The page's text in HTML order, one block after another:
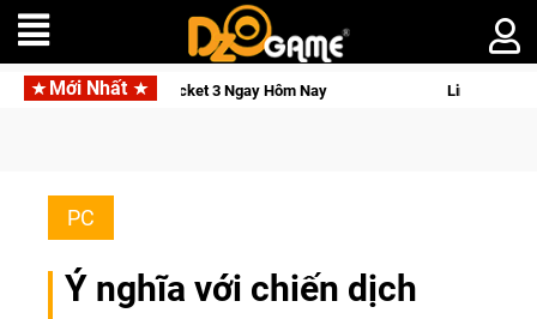
Mới Nhất
Osmo Pocket 3 Ngay Hôm Nay Lineage W – Quyền lực
PC
Ý nghĩa với chiến dịch